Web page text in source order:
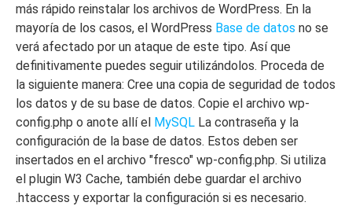
más rápido reinstalar los archivos de WordPress. En la
mayoría de los casos, el WordPress Base de datos no se
verá afectado por un ataque de este tipo. Así que
definitivamente puedes seguir utilizándolos. Proceda de
la siguiente manera: Cree una copia de seguridad de todos
los datos y de su base de datos. Copie el archivo wp-
config.php o anote allí el MySQL La contraseña y la
configuración de la base de datos. Estos deben ser
insertados en el archivo "fresco" wp-config.php. Si utiliza
el plugin W3 Cache, también debe guardar el archivo
.htaccess y exportar la configuración si es necesario.